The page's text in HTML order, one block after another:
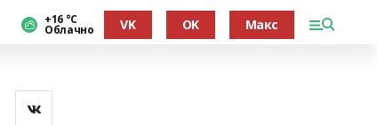
+16 °С
Облачно VK OK Макс